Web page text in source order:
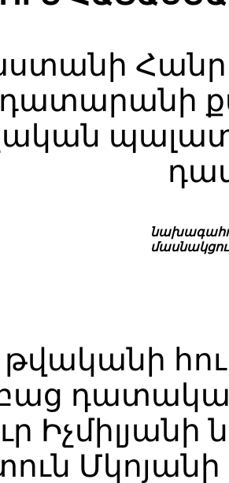
դատարանի
թվականի
Իչմիլյանի
Մկոյանի